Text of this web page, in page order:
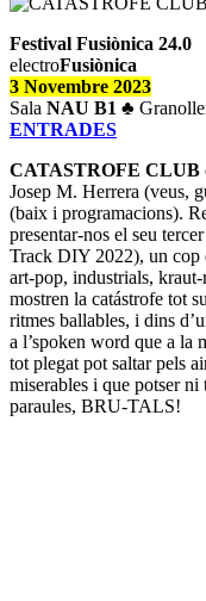
Festival Fusiònica 24.0
electroFusiònica
3 Novembre 2023
Sala NAU B1 ♣
ENTRADES
CATASTROFE CLUB
Josep M. Herrera (veus,
(baix i programacions).
presentar-nos el seu
Track DIY 2022), un cop
art-pop, industrials,
mostren la catástrofe tot
ritmes ballables, i dins
a l’spoken word que a la
tot plegat pot saltar pels
miserables i que potser
paraules, BRU-TALS!